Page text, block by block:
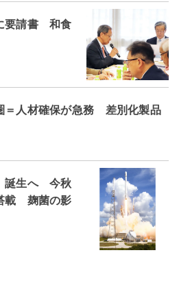
要請書 和食
＝人材確保が急務 差別化製品
誕生へ 今秋
載 麹菌の影